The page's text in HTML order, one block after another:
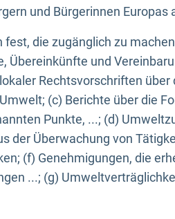
und Bürgerinnen Europas
die zugänglich zu
Übereinkünfte und
Rechtsvorschriften über
(c) Berichte über die
Punkte, ...; (d)
der Überwachung von
(f) Genehmigungen, die
...; (g)